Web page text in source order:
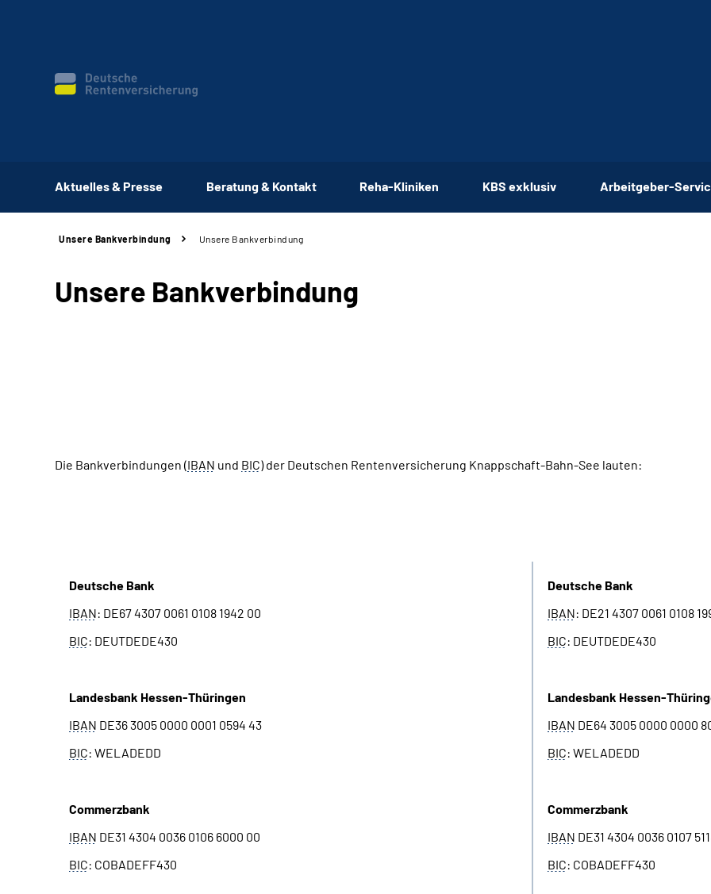
Aktuelles & Presse Beratung & Kontakt Reha-Kliniken KBS exklusiv Arbeitgeber-
Unsere Bankverbindung Unsere Bankverbindung
Unsere Bankverbindung
Die Bankverbindungen (IBAN und BIC) der Deutschen Rentenversicherung Knappschaft-Bahn-See lauten:
Deutsche Bank
IBAN: DE67 4307 0061 0108 1942 00
BIC: DEUTDEDE430
Deutsche Bank
IBAN: DE21 4307 0061 0108
BIC: DEUTDEDE430
Landesbank Hessen-Thüringen
IBAN DE36 3005 0000 0001 0594 43
BIC: WELADEDD
Landesbank Hessen-
IBAN DE64 3005 0000 0000
BIC: WELADEDD
Commerzbank
IBAN DE31 4304 0036 0106 6000 00
BIC: COBADEFF430
Commerzbank
IBAN DE31 4304 0036 0107
BIC: COBADEFF430